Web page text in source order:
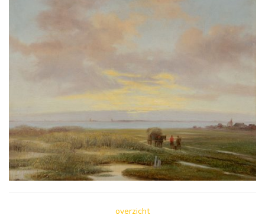
overzicht